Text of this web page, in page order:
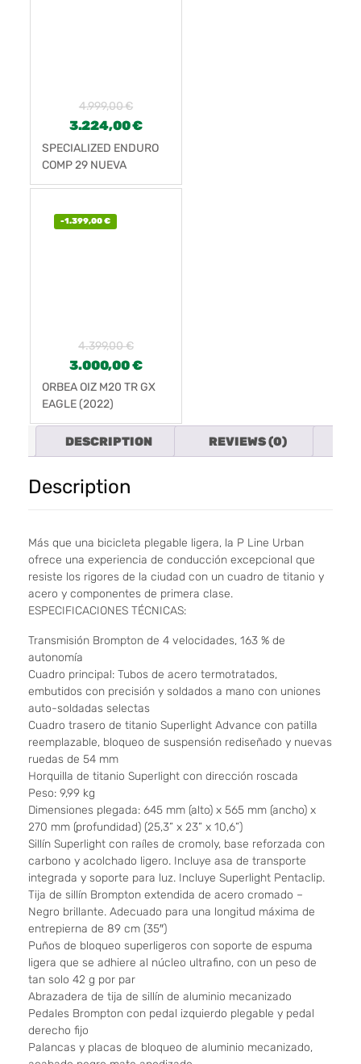
4.999,00€
3.224,00€
SPECIALIZED ENDURO
COMP 29 NUEVA
-1.399,00€
4.399,00€
3.000,00€
ORBEA OIZ M20 TR GX
EAGLE (2022)
DESCRIPTION REVIEWS (0)
Description
Más que una bicicleta plegable ligera, la P Line Urban
ofrece una experiencia de conducción excepcional que
resiste los rigores de la ciudad con un cuadro de titanio y
acero y componentes de primera clase.
ESPECIFICACIONES TÉCNICAS:
Transmisión Brompton de 4 velocidades, 163 % de
autonomía
Cuadro principal: Tubos de acero termotratados,
embutidos con precisión y soldados a mano con uniones
auto-soldadas selectas
Cuadro trasero de titanio Superlight Advance con patilla
reemplazable, bloqueo de suspensión rediseñado y nuevas
ruedas de 54 mm
Horquilla de titanio Superlight con dirección roscada
Peso: 9,99 kg
Dimensiones plegada: 645 mm (alto) x 565 mm (ancho) x
270 mm (profundidad) (25,3” x 23” x 10,6”)
Sillín Superlight con raíles de cromoly, base reforzada con
carbono y acolchado ligero. Incluye asa de transporte
integrada y soporte para luz. Incluye Superlight Pentaclip.
Tija de sillín Brompton extendida de acero cromado –
Negro brillante. Adecuado para una longitud máxima de
entrepierna de 89 cm (35″)
Puños de bloqueo superligeros con soporte de espuma
ligera que se adhiere al núcleo ultrafino, con un peso de
tan solo 42 g por par
Abrazadera de tija de sillín de aluminio mecanizado
Pedales Brompton con pedal izquierdo plegable y pedal
derecho fijo
Palancas y placas de bloqueo de aluminio mecanizado,